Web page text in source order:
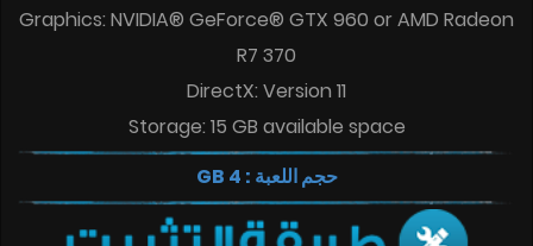
Graphics: NVIDIA® GeForce® GTX 960 or AMD Radeon
R7 370
DirectX: Version 11
Storage: 15 GB available space
حجم اللعبة : 4 GB